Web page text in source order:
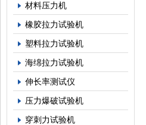
材料压力机
橡胶拉力试验机
塑料拉力试验机
海绵拉力试验机
伸长率测试仪
压力爆破试验机
穿刺力试验机